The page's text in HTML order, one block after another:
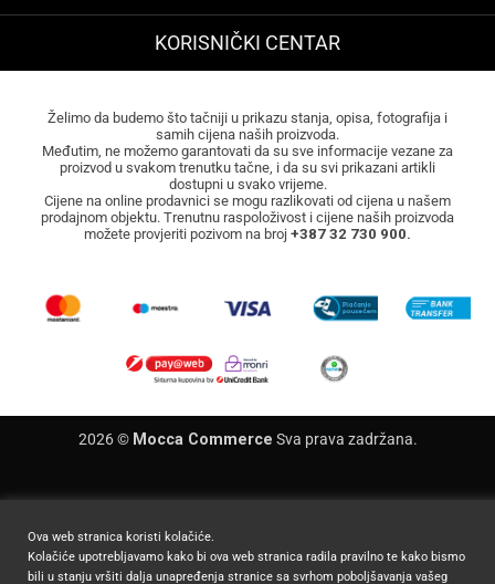
KORISNIČKI CENTAR
Želimo da budemo što tačniji u prikazu stanja, opisa, fotografija i
samih cijena naših proizvoda.
Međutim, ne možemo garantovati da su sve informacije vezane za
proizvod u svakom trenutku tačne, i da su svi prikazani artikli
dostupni u svako vrijeme.
Cijene na online prodavnici se mogu razlikovati od cijena u našem
prodajnom objektu. Trenutnu raspoloživost i cijene naših proizvoda
možete provjeriti pozivom na broj +387 32 730 900.
2026 © Mocca Commerce Sva prava zadržana.
Ova web stranica koristi kolačiće.
Kolačiće upotrebljavamo kako bi ova web stranica radila pravilno te kako bismo
bili u stanju vršiti dalja unapređenja stranice sa svrhom poboljšavanja vašeg